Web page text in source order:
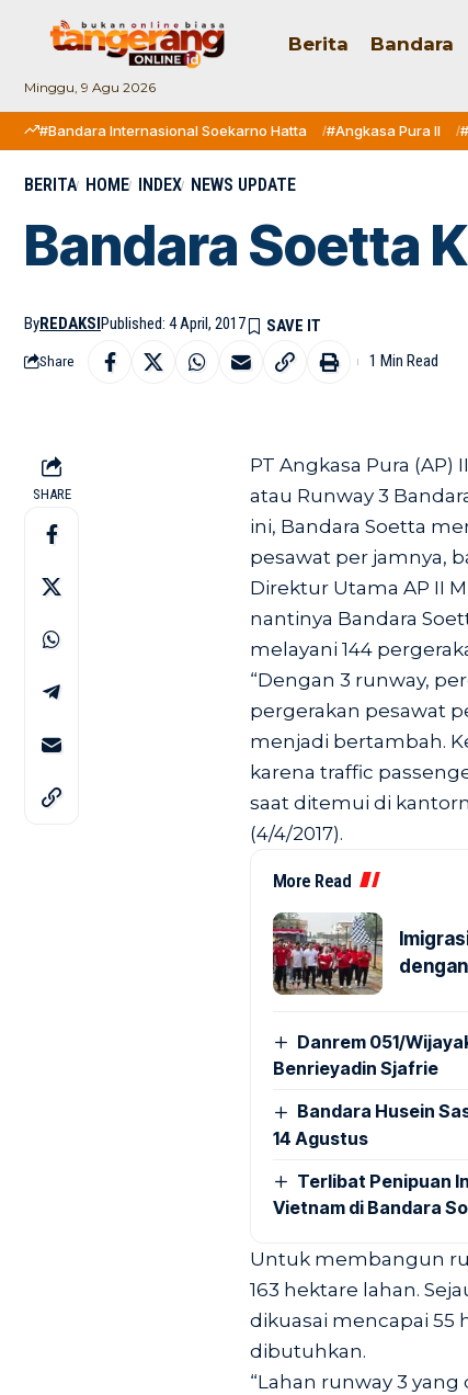
Minggu, 9 Agu 2026
Berita Bandara
#Bandara Internasional Soekarno Hatta #Angkasa Pura II
BERITA HOME INDEX NEWS UPDATE
Bandara Soetta
ByREDAKSIPublished: 4 April, 2017
Share 1 Min Read
SHARE
PT Angkasa Pura
atau Runway 3
ini, Bandara Soetta
pesawat per jamnya,
Direktur Utama AP II
nantinya Bandara
melayani 144
“Dengan 3 runway,
pergerakan pesawat
menjadi bertambah.
karena traffic
saat ditemui di
(4/4/2017).
More Read
Danrem 051/
Benrieyadin Sjafrie
Bandara Husein
14 Agustus
Terlibat Penipuan
Vietnam di Bandara
Untuk membangun
163 hektare lahan.
dikuasai mencapai 55
dibutuhkan.
“Lahan runway 3